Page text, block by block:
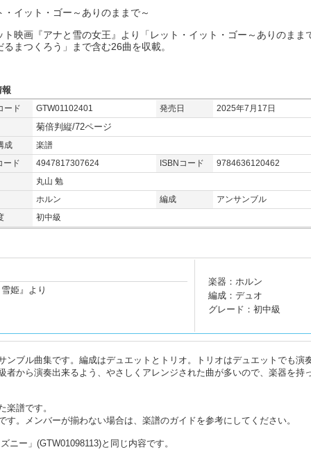
・イット・ゴー～ありのままで～
ト映画『アナと雪の女王』より「レット・イット・ゴー～ありのまま
るまつくろう」まで含む26曲を収載。
ード GTW01102401 発売日 2025年7月17日
菊倍判縦/72ページ
成
楽譜
ード
4947817307624 ISBNコード
9784636120462
丸山 勉
ホルン
編成
アンサンブル
初中級
姫』より
楽器：ホルン
編成：デュオ
グレード：初中級
ンブル曲集です。編成はデュエットとトリオ。トリオはデュエットでも演
者から演奏出来るよう、やさしくアレンジされた曲が多いので、楽器を持
譜です。
。メンバーが揃わない場合は、楽譜のガイドを参考にしてください。
ー」(GTW01098113)と同じ内容です。